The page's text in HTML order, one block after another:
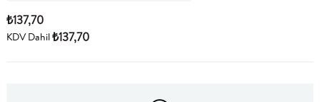
₺137,70
KDV Dahil₺137,70